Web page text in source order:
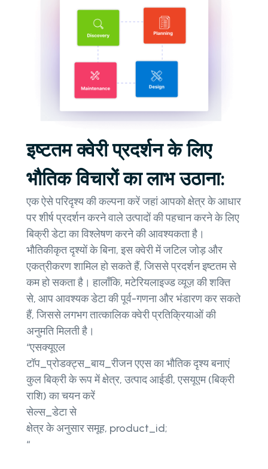
इष्टतम क्वेरी प्रदर्शन के लिए
भौतिक विचारों का लाभ उठाना:
एक ऐसे परिदृश्य की कल्पना करें जहां आपको क्षेत्र के आधार
पर शीर्ष प्रदर्शन करने वाले उत्पादों की पहचान करने के लिए
बिक्री डेटा का विश्लेषण करने की आवश्यकता है।
भौतिकीकृत दृश्यों के बिना, इस क्वेरी में जटिल जोड़ और
एकत्रीकरण शामिल हो सकते हैं, जिससे प्रदर्शन इष्टतम से
कम हो सकता है। हालाँकि, मटेरियलाइज्ड व्यूज़ की शक्ति
से, आप आवश्यक डेटा की पूर्व-गणना और भंडारण कर सकते
हैं, जिससे लगभग तात्कालिक क्वेरी प्रतिक्रियाओं की
अनुमति मिलती है।
“एसक्यूएल
टॉप_प्रोडक्ट्स_बाय_रीजन एएस का भौतिक दृश्य बनाएं
कुल बिक्री के रूप में क्षेत्र, उत्पाद आईडी, एसयूएम (बिक्री
राशि) का चयन करें
सेल्स_डेटा से
क्षेत्र के अनुसार समूह, product_id;
“